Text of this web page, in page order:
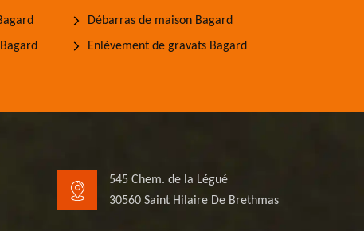
Débarras de maison Bagard
Enlèvement de gravats Bagard
545 Chem. de la Légué
30560 Saint Hilaire De Brethmas